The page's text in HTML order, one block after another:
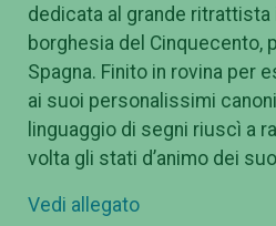
dedicata al grande ritrattista
borghesia del Cinquecento,
Spagna. Finito in rovina per
ai suoi personalissimi
linguaggio di segni riuscì a
volta gli stati d’animo dei
Vedi allegato